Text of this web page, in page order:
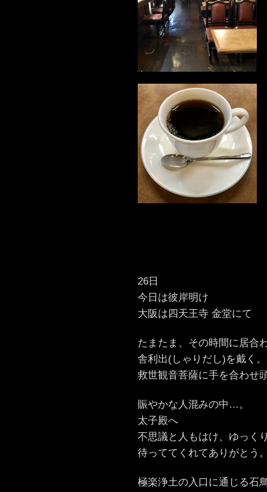
26日
今日は彼岸明け
大阪は四天王寺 金堂にて
たまたま、その時間に居合
舎利出(しゃりだし)を戴く。
救世観音菩薩に手を合わせ
賑やかな人混みの中…。
太子殿へ
不思議と人もはけ、ゆっく
待っててくれてありがとう
極楽浄土の入口に通じる石